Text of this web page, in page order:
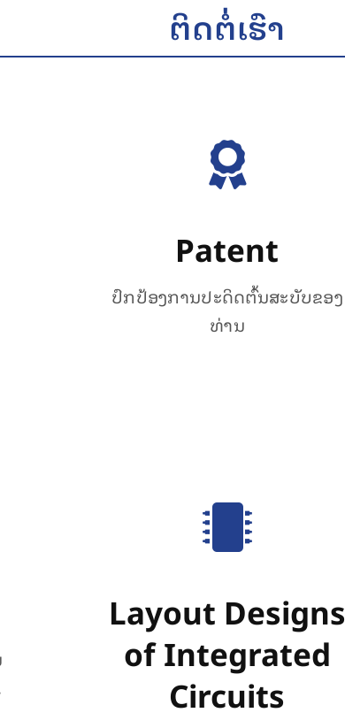
ຕິດຕໍ່ເຮົາ
Patent
ປົກປ້ອງການປະດິດຕົ້ນສະບັບຂອງ
ທ່ານ
Layout Designs
of Integrated
Circuits